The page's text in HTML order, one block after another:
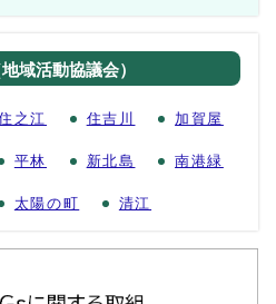
域活動協議会）
之江 住吉川 加賀屋
平林 新北島 南港緑
太陽の町 清江